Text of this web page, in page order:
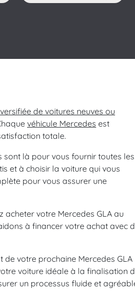
de voitures neuves ou
véhicule Mercedes est
totale.
là pour vous fournir toutes les
et à choisir la voiture qui vous
pour vous assurer une
votre Mercedes GLA au
à financer votre achat avec
de votre prochaine Mercedes GLA
voiture idéale à la finalisation
un processus fluide et